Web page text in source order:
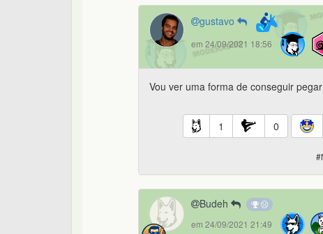
gustavo
em 24/09/2021 18:56
Vou ver uma forma de conseguir
1 0
Budeh
em 24/09/2021 21:49